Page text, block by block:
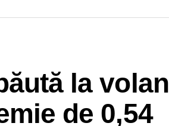
la volan
de 0,54